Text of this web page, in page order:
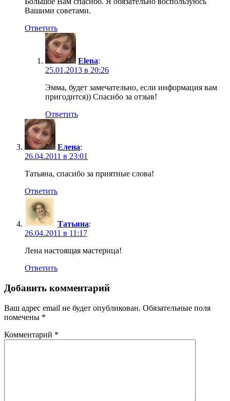
Вашими советами.
Ответить
Elena:
25.01.2013 в 20:26
Эмма, будет замечательно, если информация вам
пригодится)) Спасибо за отзыв!
Ответить
Елена:
26.04.2011 в 23:01
Татьяна, спасибо за приятные слова!
Ответить
Татьяна:
26.04.2011 в 11:17
Лена настоящая мастерица!
Ответить
Добавить комментарий
Ваш адрес email не будет опубликован. Обязательные поля
помечены *
Комментарий *